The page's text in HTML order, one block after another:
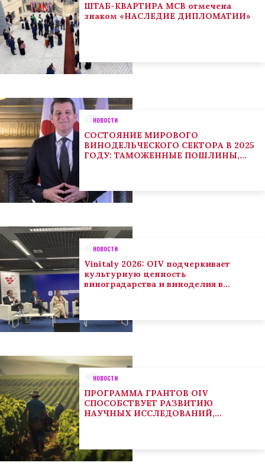
ШТАБ-КВАРТИРА МСВ отмечена
знаком «НАСЛЕДИЕ ДИПЛОМАТИИ»
НОВОСТИ
СОСТОЯНИЕ МИРОВОГО
ВИНОДЕЛЬЧЕСКОГО СЕКТОРА В 2025
ГОДУ: ТАМОЖЕННЫЕ ПОШЛИНЫ,
НОВОСТИ
Vinitaly 2026: OIV подчеркивает
культурную ценность
виноградарства и виноделия в
НОВОСТИ
ПРОГРАММА ГРАНТОВ OIV
СПОСОБСТВУЕТ РАЗВИТИЮ
НАУЧНЫХ ИССЛЕДОВАНИЙ,